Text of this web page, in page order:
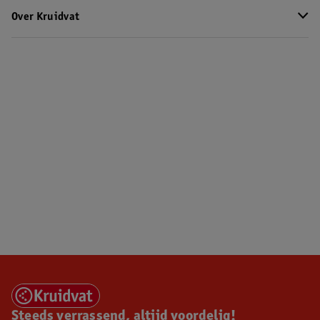
Over Kruidvat
Steeds verrassend, altijd voordelig!